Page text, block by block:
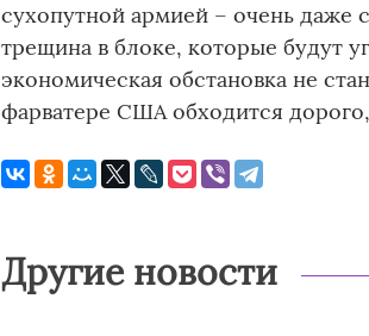
сухопутной армией – очень даже
трещина в блоке, которые будут
экономическая обстановка не
фарватере США обходится
Другие новости